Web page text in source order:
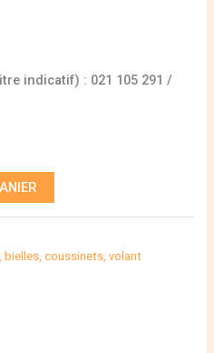
indicatif) : 021 105 291 /
bielles, coussinets, volant